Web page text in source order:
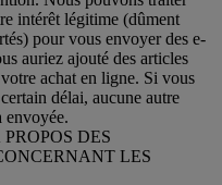
intérêt légitime (dûment
pour vous envoyer des e-
auriez ajouté des articles
achat en ligne. Si vous
délai, aucune autre
envoyée.
DES
LES